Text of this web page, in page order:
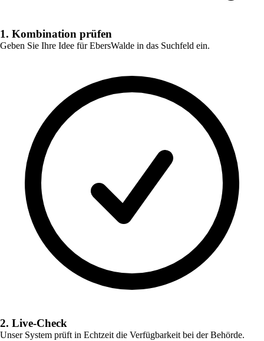
1. Kombination prüfen
Geben Sie Ihre Idee fürEbersWalde in das Suchfeld ein.
2. Live-Check
Unser System prüft in Echtzeit die Verfügbarkeit bei der Behörde.